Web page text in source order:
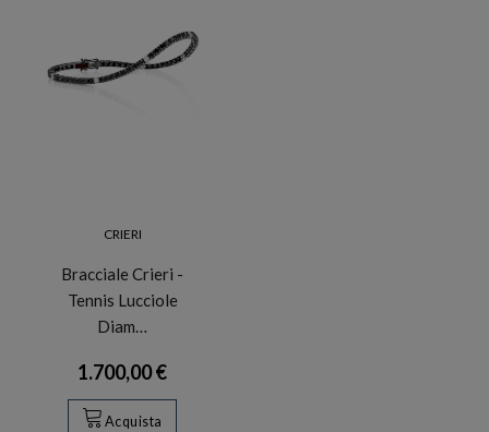
CRIERI
Bracciale Crieri -
Tennis Lucciole
Diam…
1.700,00 €
Acquista